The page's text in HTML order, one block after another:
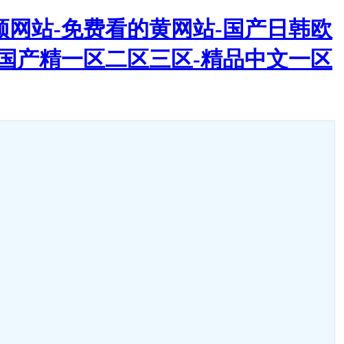
站-免费看的黄网站-国产日韩欧
产精一区二区三区-精品中文一区